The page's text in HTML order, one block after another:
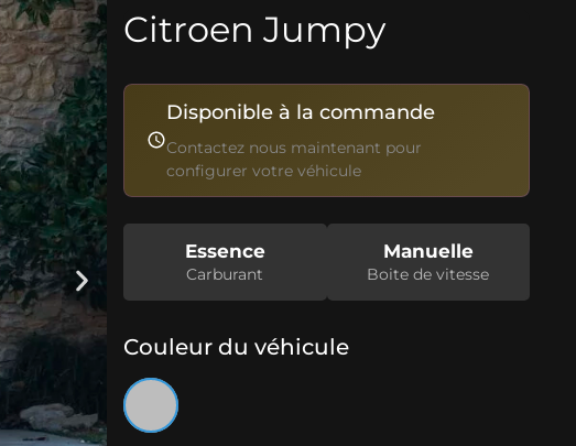
Citroen Jumpy
Disponible à la commande
Contactez nous maintenant pour
configurer votre véhicule
Essence
Carburant
Manuelle
Boite de vitesse
Couleur du véhicule